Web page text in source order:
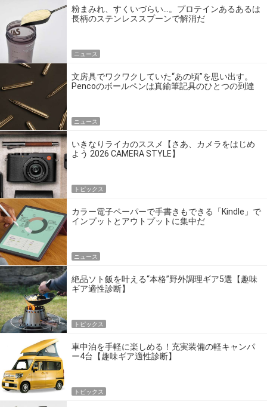
粉まみれ、すくいづらい…。プロテインあるあるは
長柄のステンレススプーンで解消だ
ニュース
文房具でワクワクしていた“あの頃”を思い出す。
Pencoのボールペンは真鍮筆記具のひとつの到達
ニュース
いきなりライカのススメ【さあ、カメラをはじめ
よう 2026 CAMERA STYLE】
トピックス
カラー電子ペーパーで手書きもできる「Kindle」で
インプットとアウトプットに集中だ
ニュース
絶品ソト飯を叶える“本格”野外調理ギア5選【趣味
ギア適性診断】
トピックス
車中泊を手軽に楽しめる！充実装備の軽キャンパ
ー4台【趣味ギア適性診断】
トピックス